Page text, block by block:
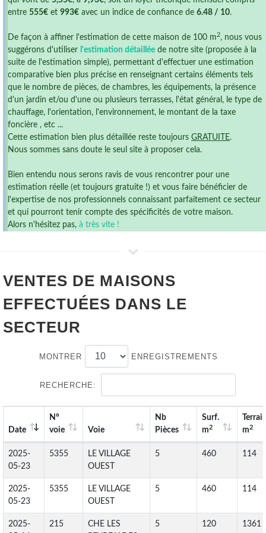
entre 555€ et 993€ avec un indice de confiance de 6.48 / 10.
De façon à affiner l'estimation de cette maison de 100 m 2, nous vous
suggérons d'utiliser l'estimation détaillée de notre site (proposée à la
suite de l'estimation simple), permettant d'effectuer une estimation
comparative bien plus précise en renseignant certains éléments tels
que le nombre de pièces, de chambres, les équipements, la présence
d'un jardin et/ou d'une ou plusieurs terrasses, l'état général, le type de
chauffage, l'orientation, l'environnement, le montant de la taxe
foncière , etc ...
Cette estimation bien plus détaillée reste toujours GRATUITE.
Nous sommes sans doute le seul site à proposer cela.
Bien entendu nous serons ravis de vous rencontrer pour une
estimation réelle (et toujours gratuite !) et vous faire bénéficier de
l'expertise de nos professionnels connaissant parfaitement ce secteur
et qui pourront tenir compte des spécificités de votre maison.
Alors n'hésitez pas, à très vite !
VENTES DE MAISONS
EFFECTUÉES DANS LE
SECTEUR
MONTRER ENREGISTREMENTS
RECHERCHE:
Date
N°
voie
Voie
Nb
Pièces
Surf.
m2
m2
2025-
05-23
5355
LE VILLAGE
OUEST
5 460 114
2025-
05-23
5355
LE VILLAGE
OUEST
5 460 114
2025-
215
CHE LES
5 120 1361